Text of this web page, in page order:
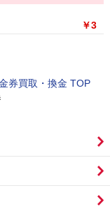
￥3
券買取・換金 TOP